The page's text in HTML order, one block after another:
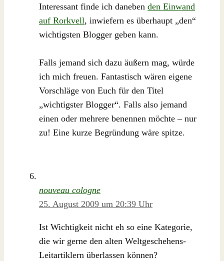
Interessant finde ich daneben den Einwand
auf Rorkvell, inwiefern es überhaupt „den“
wichtigsten Blogger geben kann.
Falls jemand sich dazu äußern mag, würde
ich mich freuen. Fantastisch wären eigene
Vorschläge von Euch für den Titel
„wichtigster Blogger“. Falls also jemand
einen oder mehrere benennen möchte – nur
zu! Eine kurze Begründung wäre spitze.
nouveau cologne
25. August 2009 um 20:39 Uhr
Ist Wichtigkeit nicht eh so eine Kategorie,
die wir gerne den alten Weltgeschehens-
Leitartiklern überlassen können?